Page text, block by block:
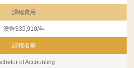
課程費用
澳幣$35,910/年
課程名稱
of Accounting